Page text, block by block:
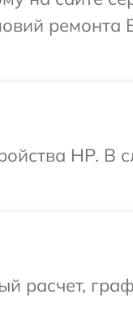
ремонта
HP. В
расчет,